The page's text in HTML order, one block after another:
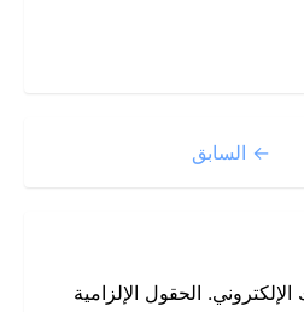
← السابق
الحقول الإلزامية